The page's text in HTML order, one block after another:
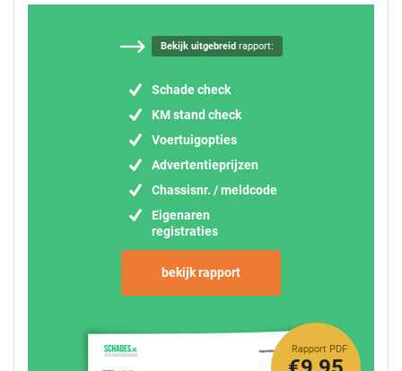
Bekijk uitgebreidrapport:
Schade check
KM stand check
Voertuigopties
Advertentieprijzen
Chassisnr. / meldcode
Eigenaren
registraties
bekijk rapport
Rapport PDF